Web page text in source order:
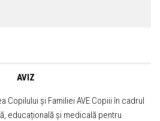
AVIZ
Copilului și Familiei AVE Copiii în cadrul
educațională și medicală pentru